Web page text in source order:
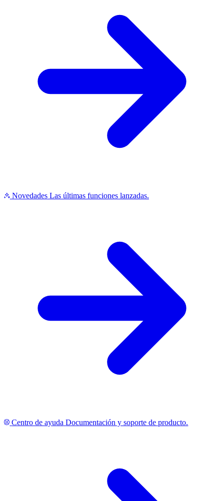
Novedades Las últimas funciones lanzadas.
Centro de ayuda Documentación y soporte de producto.